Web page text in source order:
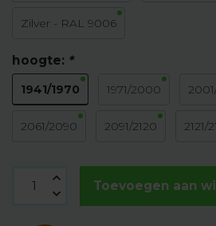
Zilver - RAL 9006
hoogte: *
1941/1970 1971/2000
2061/2090 2091/2120 2121/
Toevoegen aan